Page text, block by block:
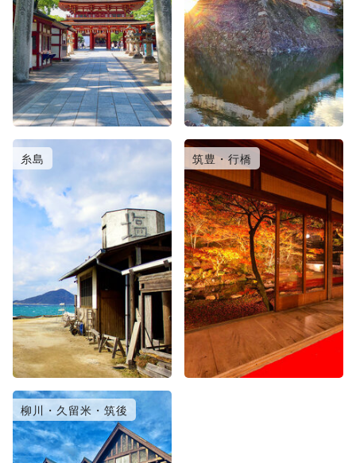
糸島 筑豊・行橋
柳川・久留米・筑後